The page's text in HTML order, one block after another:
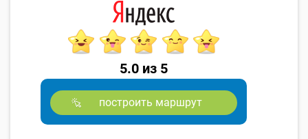
5.0 из 5
построить маршрут